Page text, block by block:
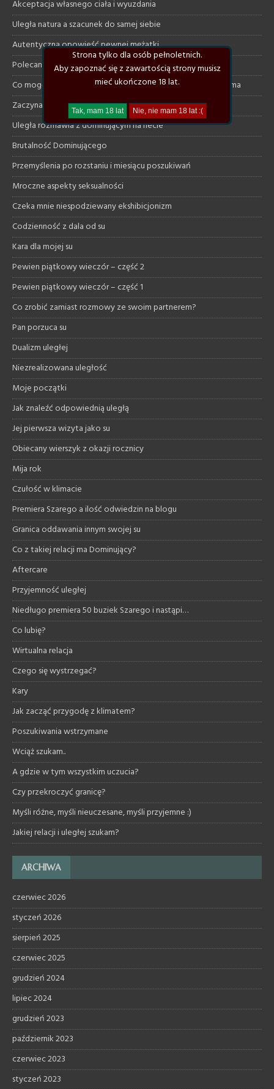
Akceptacja własnego ciała i wyuzdania
Uległa natura a szacunek do samej siebie
Autentyczna opowieść pewnej mężatki
Polecane klimatyczne książki
Co mogę dać uległej a czego ode mnie na pewno nie otrzyma
Zaczynam szukać od nowa
Uległa rozmawia z dominującym na necie
Brutalność Dominującego
Przemyślenia po rozstaniu i miesiącu poszukiwań
Mroczne aspekty seksualności
Czeka mnie niespodziewany ekshibicjonizm
Codzienność z dala od su
Kara dla mojej su
Pewien piątkowy wieczór – część 2
Pewien piątkowy wieczór – część 1
Co zrobić zamiast rozmowy ze swoim partnerem?
Pan porzuca su
Dualizm uległej
Niezrealizowana uległość
Moje początki
Jak znaleźć odpowiednią uległą
Jej pierwsza wizyta jako su
Obiecany wierszyk z okazji rocznicy
Mija rok
Czułość w klimacie
Premiera Szarego a ilość odwiedzin na blogu
Granica oddawania innym swojej su
Co z takiej relacji ma Dominujący?
Aftercare
Przyjemność uległej
Niedługo premiera 50 buziek Szarego i nastąpi…
Co lubię?
Wirtualna relacja
Czego się wystrzegać?
Kary
Jak zacząć przygodę z klimatem?
Poszukiwania wstrzymane
Wciąż szukam..
A gdzie w tym wszystkim uczucia?
Czy przekroczyć granicę?
Myśli różne, myśli nieuczesane, myśli przyjemne :)
Jakiej relacji i uległej szukam?
ARCHIWA
czerwiec 2026
styczeń 2026
sierpień 2025
czerwiec 2025
grudzień 2024
lipiec 2024
grudzień 2023
październik 2023
czerwiec 2023
styczeń 2023
Strona tylko dla osób pełnoletnich.
Aby zapoznać się z zawartością strony musisz
mieć ukończone 18 lat.